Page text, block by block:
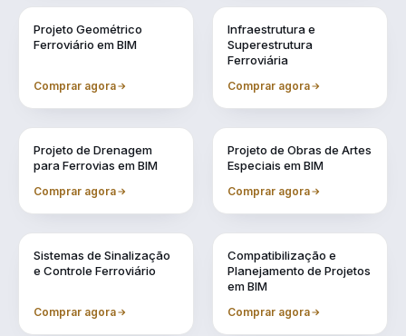
Projeto Geométrico
Ferroviário em BIM
Comprar agora
Infraestrutura e
Superestrutura
Ferroviária
Comprar agora
Projeto de Drenagem
para Ferrovias em BIM
Comprar agora
Projeto de Obras de Artes
Especiais em BIM
Comprar agora
Sistemas de Sinalização
e Controle Ferroviário
Comprar agora
Compatibilização e
Planejamento de Projetos
em BIM
Comprar agora